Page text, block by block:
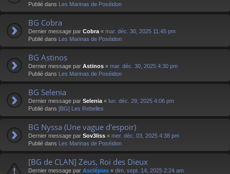
Publié dans Les Marinas de Poséidon
BG Cobra
Dernier message par Cobra « mar. déc. 30, 2025 11:45 pm
Publié dans Les Marinas de Poséidon
BG Astinos
Dernier message par Astinos « mar. déc. 30, 2025 4:30 pm
Publié dans Les Marinas de Poséidon
BG Selenia
Dernier message par Selenia « lun. déc. 29, 2025 4:06 pm
Publié dans [BG] Les Rebelles
BG Nyssa (Une vague d'espoir)
Dernier message par Sov3liss « mer. déc. 03, 2025 4:38 pm
Publié dans Les Marinas de Poséidon
[BG de CLAN] Zeus, Roi des Dieux
Dernier message par Asclépias « dim. sept. 14, 2025 2:24 am